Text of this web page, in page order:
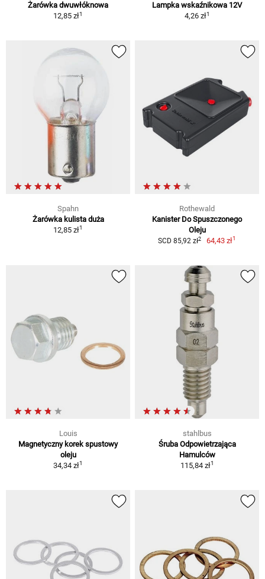
Żarówka dwuwłóknowa
12,85 zł1
Lampka wskaźnikowa 12V
4,26 zł1
Spahn
Żarówka kulista duża
12,85 zł1
Rothewald
Kanister Do Spuszczonego
Oleju
SCD 85,92 zł2 64,43 zł1
Louis
Magnetyczny korek spustowy
oleju
34,34 zł1
stahlbus
Śruba Odpowietrzająca
Hamulców
115,84 zł1